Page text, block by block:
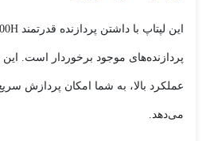
پردازنده‌های موجود برخوردار است. این
عملکرد بالا، به شما امکان پردازش سریع و
می‌دهد.